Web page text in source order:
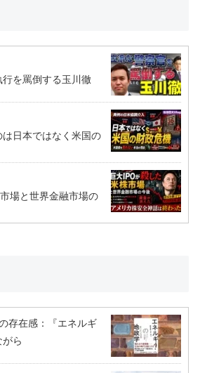
を罵倒する玉川徹
日本ではなく米国の
場と世界金融市場の
存在感：『エネルギ
ら